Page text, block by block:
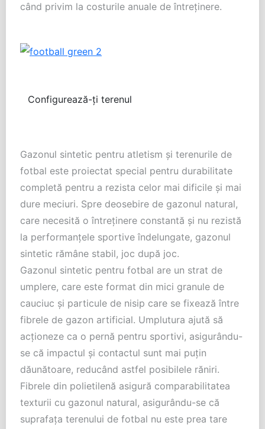
când privim la costurile anuale de întreţinere.
Configurează-ți terenul
Gazonul sintetic pentru atletism şi terenurile de
fotbal este proiectat special pentru durabilitate
completă pentru a rezista celor mai dificile şi mai
dure meciuri. Spre deosebire de gazonul natural,
care necesită o întreţinere constantă şi nu rezistă
la performanţele sportive îndelungate, gazonul
sintetic rămâne stabil, joc după joc.
Gazonul sintetic pentru fotbal are un strat de
umplere, care este format din mici granule de
cauciuc şi particule de nisip care se fixează între
fibrele de gazon artificial. Umplutura ajută să
acţioneze ca o pernă pentru sportivi, asigurându-
se că impactul şi contactul sunt mai puţin
dăunătoare, reducând astfel posibilele răniri.
Fibrele din polietilenă asigură comparabilitatea
texturii cu gazonul natural, asigurându-se că
suprafaţa terenului de fotbal nu este prea tare